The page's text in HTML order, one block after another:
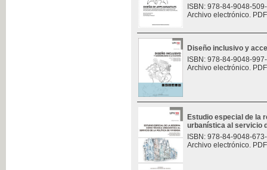
ISBN: 978-84-9048-
Archivo electrónico.
Diseño inclusivo y
ISBN: 978-84-9048-
Archivo electrónico.
Estudio especial de la
urbanística al servicio
ISBN: 978-84-9048-
Archivo electrónico.